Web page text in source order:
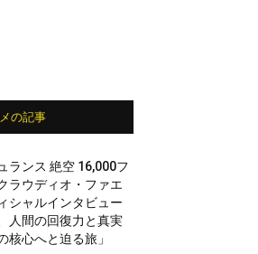
の記事
ランス 絶空 16,000フ
ラウディオ・ファエ
シャルインタビュー
人間の回復力と真実
核心へと迫る旅」